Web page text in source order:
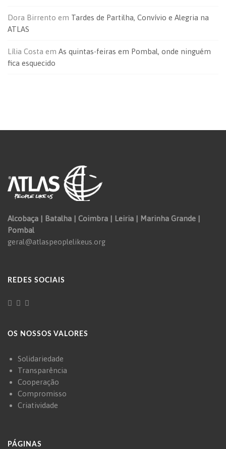
Dora Birrento em Tardes de Partilha, Convívio e Alegria na
ATLAS
Lília Costa em As quintas-feiras em Pombal, onde ninguém
fica esquecido
Alcobaça | Batalha | Coimbra | Leiria | Marinha Grande |
Pombal
geral@atlaspeoplelikeus.org
REDES SOCIAIS
OS NOSSOS VALORES
Solidariedade
Transparência
Cooperação
Compromisso
Criatividade
PÁGINAS